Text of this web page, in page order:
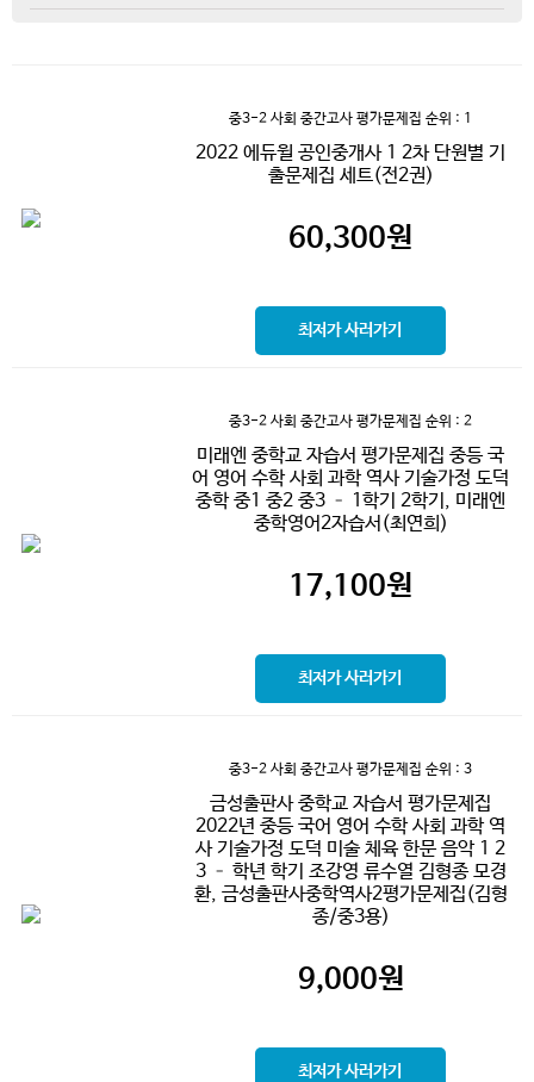
중3-2 사회 중간고사 평가문제집 순위 : 1
2022 에듀윌 공인중개사 1 2차 단원별 기
출문제집 세트(전2권)
60,300원
최저가 사러가기
중3-2 사회 중간고사 평가문제집 순위 : 2
미래엔 중학교 자습서 평가문제집 중등 국
어 영어 수학 사회 과학 역사 기술가정 도덕
중학 중1 중2 중3 – 1학기 2학기, 미래엔
중학영어2자습서(최연희)
17,100원
최저가 사러가기
중3-2 사회 중간고사 평가문제집 순위 : 3
금성출판사 중학교 자습서 평가문제집
2022년 중등 국어 영어 수학 사회 과학 역
사 기술가정 도덕 미술 체육 한문 음악 1 2
3 – 학년 학기 조강영 류수열 김형종 모경
환, 금성출판사중학역사2평가문제집(김형
종/중3용)
9,000원
최저가 사러가기